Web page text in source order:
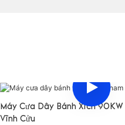
Máy Cưa Dây Bánh Xích
Vĩnh Cửu